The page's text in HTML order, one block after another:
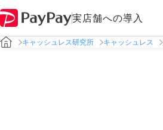
実店舗への導入
キャッシュレス研究所 キャッシュレス